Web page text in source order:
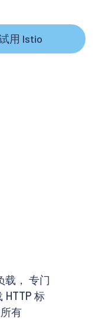
用 Istio
载， 专门
HTTP 标
有